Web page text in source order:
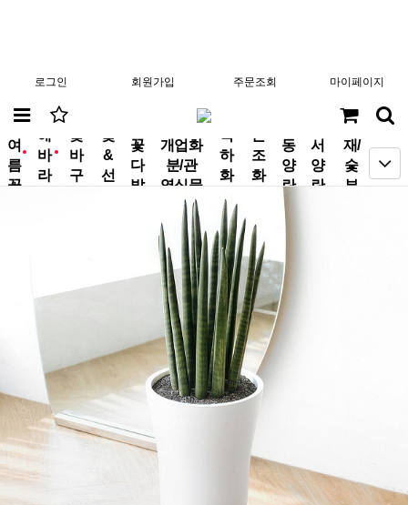
로그인 회원가입 주문조회 마이페이지
new
여
름
꽃
new
해
바
라
꽃
바
구
꽃
&
선
꽃
다
발
개업화
분/관
엽식물
축
하
화
환
근
조
화
동
양
란
서
양
란
분
재/
숯
부